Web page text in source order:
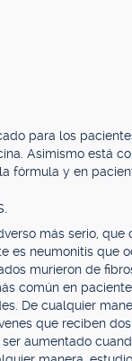
para los
Asimismo está
fórmula y en
más serio, que
es neumonitis que
murieron de
común en
De cualquier
que reciben
aumentado